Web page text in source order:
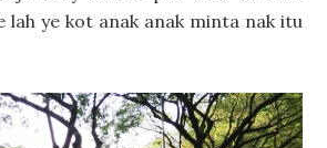
lah ye kot anak anak minta nak itu